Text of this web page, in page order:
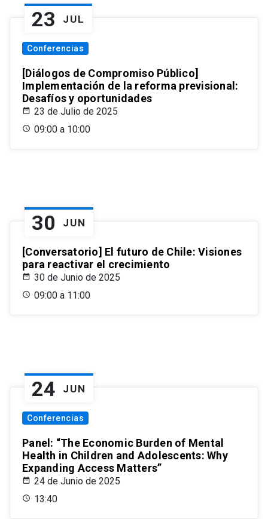
23 JUL
Conferencias
[Diálogos de Compromiso Público]
Implementación de la reforma previsional:
Desafíos y oportunidades
23 de Julio de 2025
09:00 a 10:00
30 JUN
[Conversatorio] El futuro de Chile: Visiones
para reactivar el crecimiento
30 de Junio de 2025
09:00 a 11:00
24 JUN
Conferencias
Panel: “The Economic Burden of Mental
Health in Children and Adolescents: Why
Expanding Access Matters”
24 de Junio de 2025
13:40